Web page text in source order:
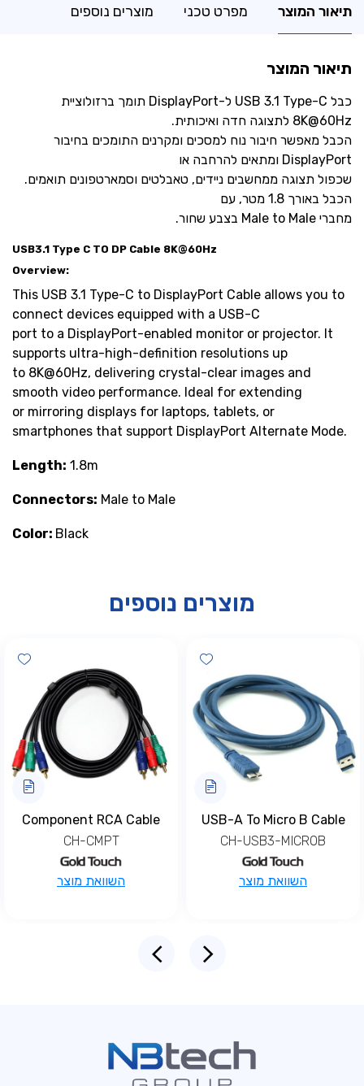
תיאור המוצר מפרט טכני מוצרים נוספים
תיאור המוצר
כבל USB 3.1 Type-C ל-DisplayPort תומך ברזולוציית
8K@60Hz לתצוגה חדה ואיכותית.
הכבל מאפשר חיבור נוח למסכים ומקרנים התומכים בחיבור
DisplayPort ומתאים להרחבה או
שכפול תצוגה ממחשבים ניידים, טאבלטים וסמארטפונים תואמים.
הכבל באורך 1.8 מטר, עם
מחברי Male to Male בצבע שחור.
USB3.1 Type C TO DP Cable 8K@60Hz
Overview:
This USB 3.1 Type-C to DisplayPort Cable allows you to
connect devices equipped with a USB-C
port to a DisplayPort-enabled monitor or projector. It
supports ultra-high-definition resolutions up
to 8K@60Hz, delivering crystal-clear images and
smooth video performance. Ideal for extending
or mirroring displays for laptops, tablets, or
smartphones that support DisplayPort Alternate Mode.
Length: 1.8m
Connectors: Male to Male
Color: Black
מוצרים נוספים
Add wishlist
USB-A To Micro B Cable
CH-USB3-MICROB
למוצר
השוואת מוצר
Component RCA Cable
CH-CMPT
למוצר
בעמוד
השוואת מוצר